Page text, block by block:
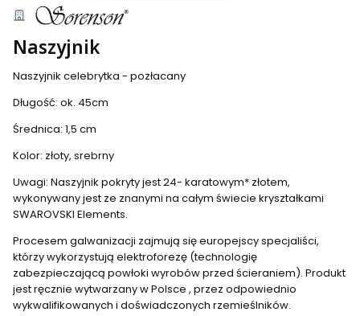
Naszyjnik
Naszyjnik celebrytka - pozłacany
Długość: ok. 45cm
Średnica: 1,5 cm
Kolor: złoty, srebrny
Uwagi: Naszyjnik pokryty jest 24- karatowym* złotem,
wykonywany jest ze znanymi na całym świecie kryształkami
SWAROVSKI Elements.
Procesem galwanizacji zajmują się europejscy specjaliści,
którzy wykorzystują elektroforezę (technologię
zabezpieczającą powłoki wyrobów przed ścieraniem). Produkt
jest ręcznie wytwarzany w Polsce , przez odpowiednio
wykwalifikowanych i doświadczonych rzemieślników.